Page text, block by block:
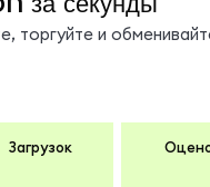
торгуйте и
Загрузок